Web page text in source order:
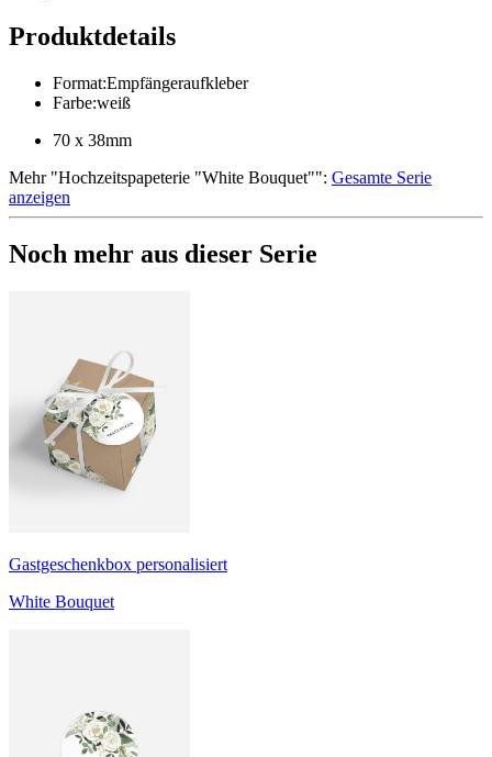
Produktdetails
Format:Empfängeraufkleber
Farbe:weiß
70 x 38mm
Mehr"Hochzeitspapeterie "White Bouquet"": Gesamte Serie
anzeigen
Noch mehr aus dieser Serie
Gastgeschenkbox personalisiert
White Bouquet